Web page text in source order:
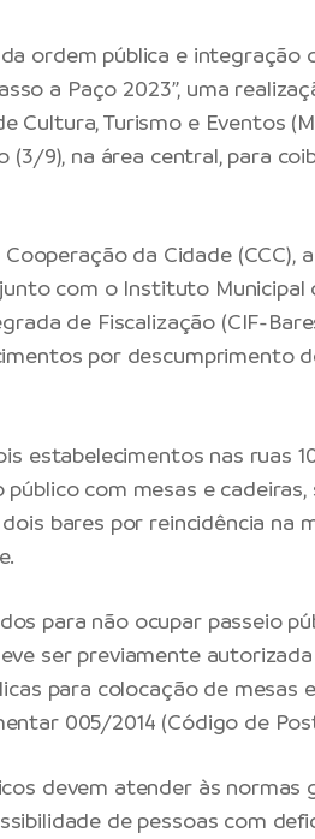
ordem pública e integração
a Paço 2023”, uma
Cultura, Turismo e Eventos
9), na área central, para
da Cidade (CCC),
com o Instituto Municipal
de Fiscalização (CIF-
por descumprimento
estabelecimentos nas ruas
com mesas e
bares por reincidência na
para não ocupar passeio
ser previamente
para colocação de mesas
005/2014 (Código de
devem atender às normas
de pessoas com